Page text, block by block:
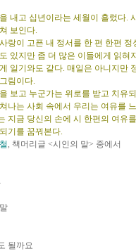
내고 십년이라는 세월이 흘렀다.
보인다.
랑이 고픈 내 정서를 한 편 한편
있지만 좀 더 많은 이들에게 읽혀
일기와도 같다. 매일은 아니지만
림이다.
보고 누군가는 위로를 받고 치유
나는 사회 속에서 우리는 여유를
지금 당신의 손에 시 한편의 여유
기를 꿈꿔본다.
, 책머리글 <시인의 말> 중에서
될까요